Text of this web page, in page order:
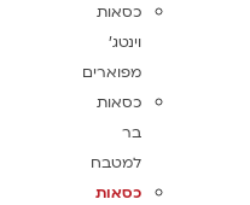
כסאות
וינטג'
מפוארים
כסאות
בר
למטבח
כסאות